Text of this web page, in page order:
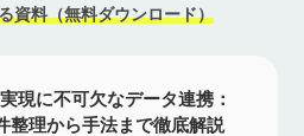
資料（無料ダウンロード）
現に不可欠なデータ連携：
整理から手法まで徹底解説